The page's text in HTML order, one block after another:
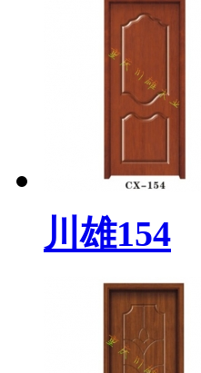
川雄154